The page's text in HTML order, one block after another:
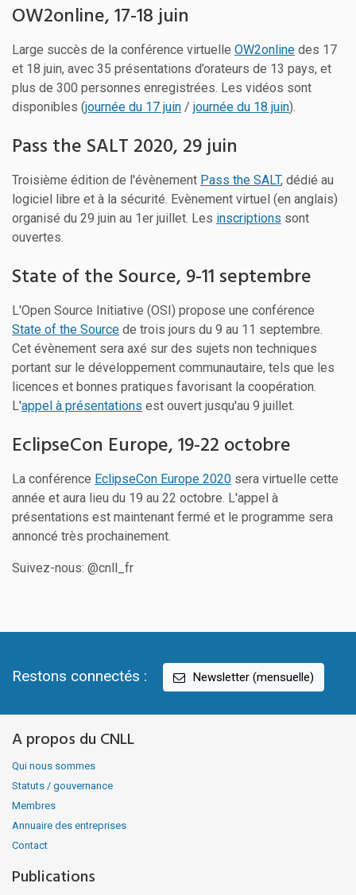
OW2online, 17-18 juin
Large succès de la conférence virtuelle OW2online des 17
et 18 juin, avec 35 présentations d’orateurs de 13 pays, et
plus de 300 personnes enregistrées. Les vidéos sont
disponibles (journée du 17 juin / journée du 18 juin).
Pass the SALT 2020, 29 juin
Troisième édition de l'évènement Pass the SALT, dédié au
logiciel libre et à la sécurité. Evènement virtuel (en anglais)
organisé du 29 juin au 1er juillet. Les inscriptions sont
ouvertes.
State of the Source, 9-11 septembre
L'Open Source Initiative (OSI) propose une conférence
State of the Source de trois jours du 9 au 11 septembre.
Cet évènement sera axé sur des sujets non techniques
portant sur le développement communautaire, tels que les
licences et bonnes pratiques favorisant la coopération.
L'appel à présentations est ouvert jusqu'au 9 juillet.
EclipseCon Europe, 19-22 octobre
La conférence EclipseCon Europe 2020 sera virtuelle cette
année et aura lieu du 19 au 22 octobre. L'appel à
présentations est maintenant fermé et le programme sera
annoncé très prochainement.
Suivez-nous: @cnll_fr
Restons connectés : Newsletter (mensuelle)
A propos du CNLL
Qui nous sommes
Statuts / gouvernance
Membres
Annuaire des entreprises
Contact
Publications